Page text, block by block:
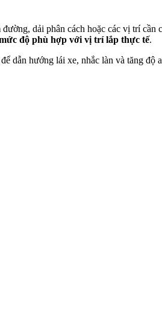
dải phân cách hoặc các vị trí cần
độ phù hợp với vị trí lắp thực tế.
dẫn hướng lái xe, nhắc làn và tăng độ